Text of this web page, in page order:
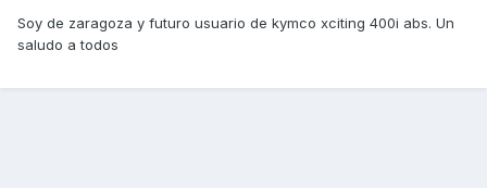
Soy de zaragoza y futuro usuario de kymco xciting 400i abs. Un
saludo a todos